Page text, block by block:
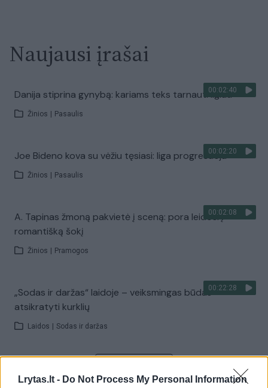
Lrytas.lt - Do Not Process My Personal Information
Naujausi įrašai
00:02:40
Danija stiprina gynybą: kariams teks tarnauti ilgiau
Žinios Pasaulis
00:02:20
Joe Bideno kova su vėžiu tęsiasi: liga progresuoja
Žinios Pasaulis
00:02:08
A. Tapinas žmoną pakvietė į sceną: pora leidosi į
romantišką šokį
Žinios Pramogos
00:22:28
„Sodas ir daržas“ laidoje – veiksmingas būdas
atsikratyti kurklių
Laidos Sodas ir daržas